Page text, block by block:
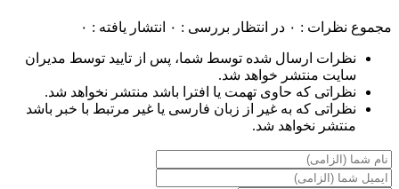
مجموع نظرات : ۰ در انتظار بررسی : ۰ انتشار یافته : ۰
نظرات ارسال شده توسط شما، پس از تایید توسط مدیران
سایت منتشر خواهد شد.
نظراتی که حاوی تهمت یا افترا باشد منتشر نخواهد شد.
نظراتی که به غیر از زبان فارسی یا غیر مرتبط با خبر باشد
منتشر نخواهد شد.